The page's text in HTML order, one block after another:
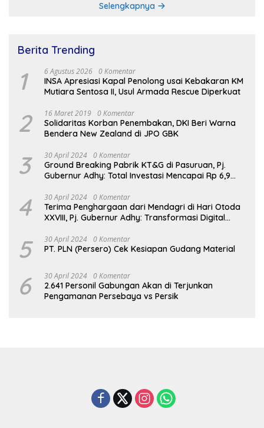
Selengkapnya
Berita Trending
1 6 Agustus 2026 0 Komentar
INSA Apresiasi Kapal Penolong usai Kebakaran KM
Mutiara Sentosa II, Usul Armada Rescue Diperkuat
2 16 Maret 2019 0 Komentar
Solidaritas Korban Penembakan, DKI Beri Warna
Bendera New Zealand di JPO GBK
3 30 April 2024 0 Komentar
Ground Breaking Pabrik KT&G di Pasuruan, Pj.
Gubernur Adhy: Total Investasi Mencapai Rp 6,9
4 30 April 2024 0 Komentar
Terima Penghargaan dari Mendagri di Hari Otoda
XXVIII, Pj. Gubernur Adhy: Transformasi Digital
Keberhasilan Jatim
5 30 April 2024 0 Komentar
PT. PLN (Persero) Cek Kesiapan Gudang Material
6 30 April 2024 0 Komentar
2.641 Personil Gabungan Akan di Terjunkan
Pengamanan Persebaya vs Persik